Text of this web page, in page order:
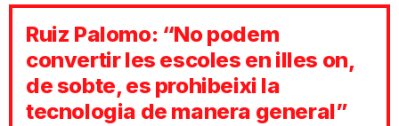
Ruiz Palomo: “No podem
convertir les escoles en illes on,
de sobte, es prohibeixi la
tecnologia de manera general”